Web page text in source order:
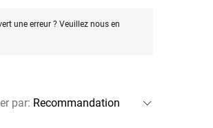
une erreur ? Veuillez nous en
par: